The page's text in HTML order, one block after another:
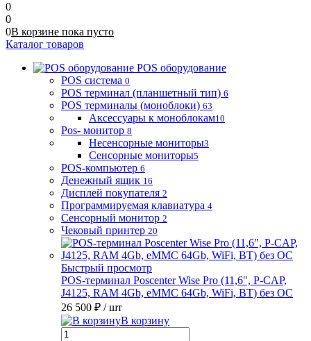
0
0
0В корзине пока пусто
Каталог товаров
POS оборудование
POS система 0
POS терминал (планшетный тип) 6
POS терминалы (моноблоки) 63
Аксессуары к моноблокам10
Pos- монитор 8
Несенсорные мониторы3
Сенсорные мониторы5
POS-компьютер 6
Денежный ящик 16
Дисплей покупателя 2
Программируемая клавиатура 4
Сенсорный монитор 2
Чековый принтер 20
Быстрый просмотр
POS-терминал Poscenter Wise Pro (11,6", P-CAP,
J4125, RAM 4Gb, eMMC 64Gb, WiFi, BT) без ОС
26 500 ₽ / шт
В корзину